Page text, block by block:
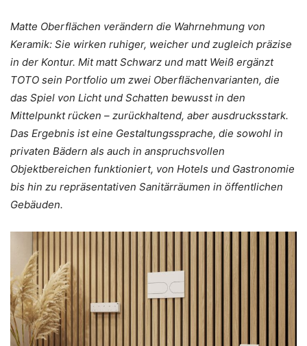
Matte Oberflächen verändern die Wahrnehmung von
Keramik: Sie wirken ruhiger, weicher und zugleich präzise
in der Kontur. Mit matt Schwarz und matt Weiß ergänzt
TOTO sein Portfolio um zwei Oberflächenvarianten, die
das Spiel von Licht und Schatten bewusst in den
Mittelpunkt rücken – zurückhaltend, aber ausdrucksstark.
Das Ergebnis ist eine Gestaltungssprache, die sowohl in
privaten Bädern als auch in anspruchsvollen
Objektbereichen funktioniert, von Hotels und Gastronomie
bis hin zu repräsentativen Sanitärräumen in öffentlichen
Gebäuden.